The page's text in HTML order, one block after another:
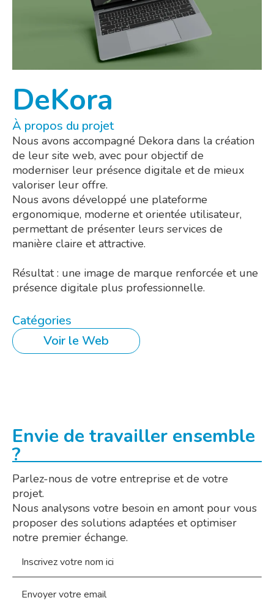
DeKora
À propos du projet
Nous avons accompagné Dekora dans la création
de leur site web, avec pour objectif de
moderniser leur présence digitale et de mieux
valoriser leur offre.
Nous avons développé une plateforme
ergonomique, moderne et orientée utilisateur,
permettant de présenter leurs services de
manière claire et attractive.
Résultat : une image de marque renforcée et une
présence digitale plus professionnelle.
Catégories
Voir le Web
Envie de travailler ensemble
?
Parlez-nous de votre entreprise et de votre
projet.
Nous analysons votre besoin en amont pour vous
proposer des solutions adaptées et optimiser
notre premier échange.